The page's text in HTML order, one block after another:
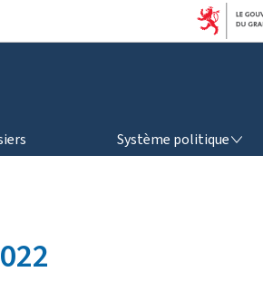
Système politique